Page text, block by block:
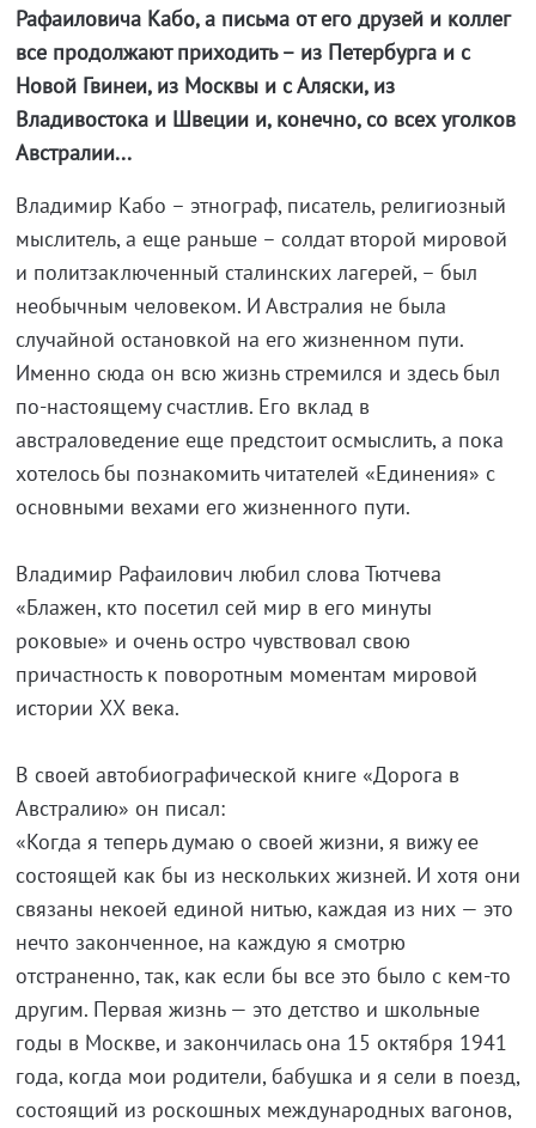
Рафаиловича Кабо, а письма от его друзей и коллег
все продолжают приходить – из Петербурга и с
Новой Гвинеи, из Москвы и с Аляски, из
Владивостока и Швеции и, конечно, со всех уголков
Австралии...
Владимир Кабо – этнограф, писатель, религиозный
мыслитель, а еще раньше – солдат второй мировой
и политзаключенный сталинских лагерей, – был
необычным человеком. И Австралия не была
случайной остановкой на его жизненном пути.
Именно сюда он всю жизнь стремился и здесь был
по-настоящему счастлив. Его вклад в
австраловедение еще предстоит осмыслить, а пока
хотелось бы познакомить читателей «Единения» с
основными вехами его жизненного пути.
Владимир Рафаилович любил слова Тютчева
«Блажен, кто посетил сей мир в его минуты
роковые» и очень остро чувствовал свою
причастность к поворотным моментам мировой
истории ХХ века.
В своей автобиографической книге «Дорога в
Австралию» он писал:
«Когда я теперь думаю о своей жизни, я вижу ее
состоящей как бы из нескольких жизней. И хотя они
связаны некоей единой нитью, каждая из них — это
нечто законченное, на каждую я смотрю
отстраненно, так, как если бы все это было с кем-то
другим. Первая жизнь — это детство и школьные
годы в Москве, и закончилась она 15 октября 1941
года, когда мои родители, бабушка и я сели в поезд,
состоящий из роскошных международных вагонов,